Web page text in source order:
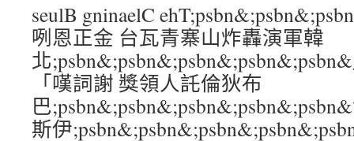
seulB gninaelC
咧恩正金 台瓦青寨山炸轟演軍韓
北
「嘆詞謝 獎領人託倫狄布
巴
斯伊